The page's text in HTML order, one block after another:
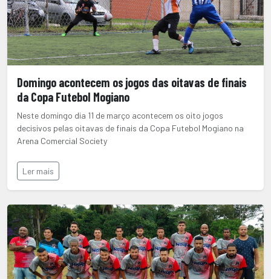
Domingo acontecem os jogos das oitavas de finais
da Copa Futebol Mogiano
Neste domingo dia 11 de março acontecem os oito jogos
decisivos pelas oitavas de finais da Copa Futebol Mogiano na
Arena Comercial Society
Ler mais